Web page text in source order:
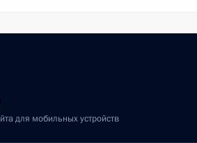
для мобильных устройств